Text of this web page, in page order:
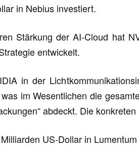
in Nebius investiert.
Stärkung der AI-Cloud hat
entwickelt.
in der
im Wesentlichen die
abdeckt. Die
US-Dollar in Lumentum